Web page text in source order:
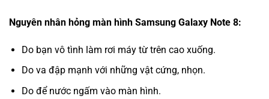
Nguyên nhân hỏng màn hình Samsung Galaxy Note 8:
Do bạn vô tình làm rơi máy từ trên cao xuống.
Do va đập mạnh với những vật cứng, nhọn.
Do để nước ngấm vào màn hình.